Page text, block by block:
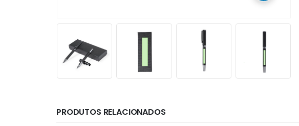
PRODUTOS RELACIONADOS